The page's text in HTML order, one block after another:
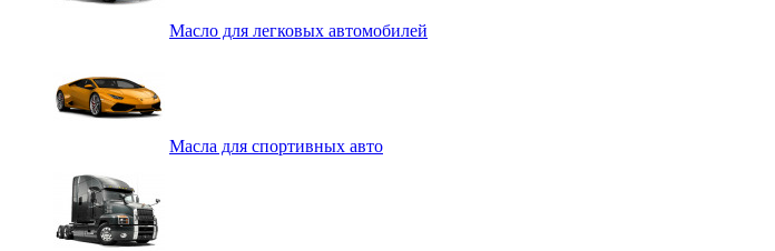
Масло для легковых автомобилей
Масла для спортивных авто